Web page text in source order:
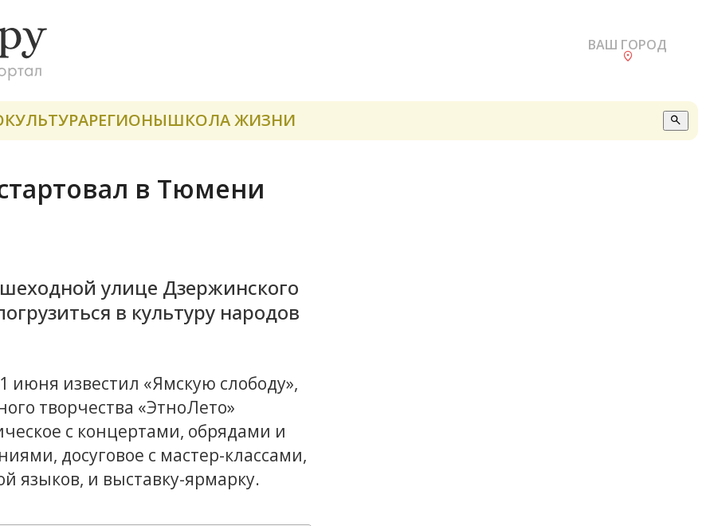
ВАШ ГОРОД
КУЛЬТУРАРЕГИОНЫШКОЛА ЖИЗНИ
в Тюмени
улице Дзержинского
в культуру народов
июня известил «Ямскую слободу»,
творчества «ЭтноЛето»
с концертами, обрядами и
досуговое с мастер-классами,
языков, и выставку-ярмарку.